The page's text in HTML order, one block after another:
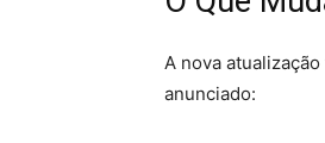
A nova
anunciado: